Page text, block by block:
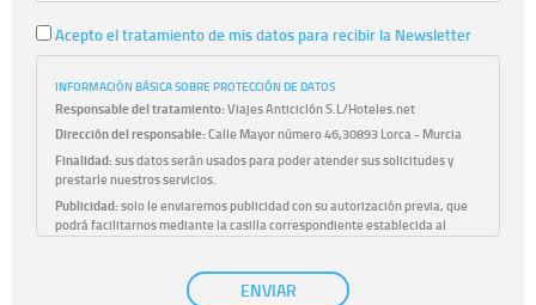
Acepto el tratamiento de mis datos para recibir la Newsletter
INFORMACIÓN BÁSICA SOBRE PROTECCIÓN DE DATOS
Responsable del tratamiento:Viajes Anticiclón S.L/Hoteles.net
Dirección del responsable:Calle Mayor número 46,30893 Lorca - Murcia
Finalidad:sus datos serán usados para poder atender sus solicitudes y
prestarle nuestros servicios.
Publicidad:solo le enviaremos publicidad con su autorización previa, que
podrá facilitarnos mediante la casilla correspondiente establecida al
únicamente trataremos sus datos con su consentimiento
previo, que podrá facilitarnos mediante la casilla correspondiente
ENVIAR